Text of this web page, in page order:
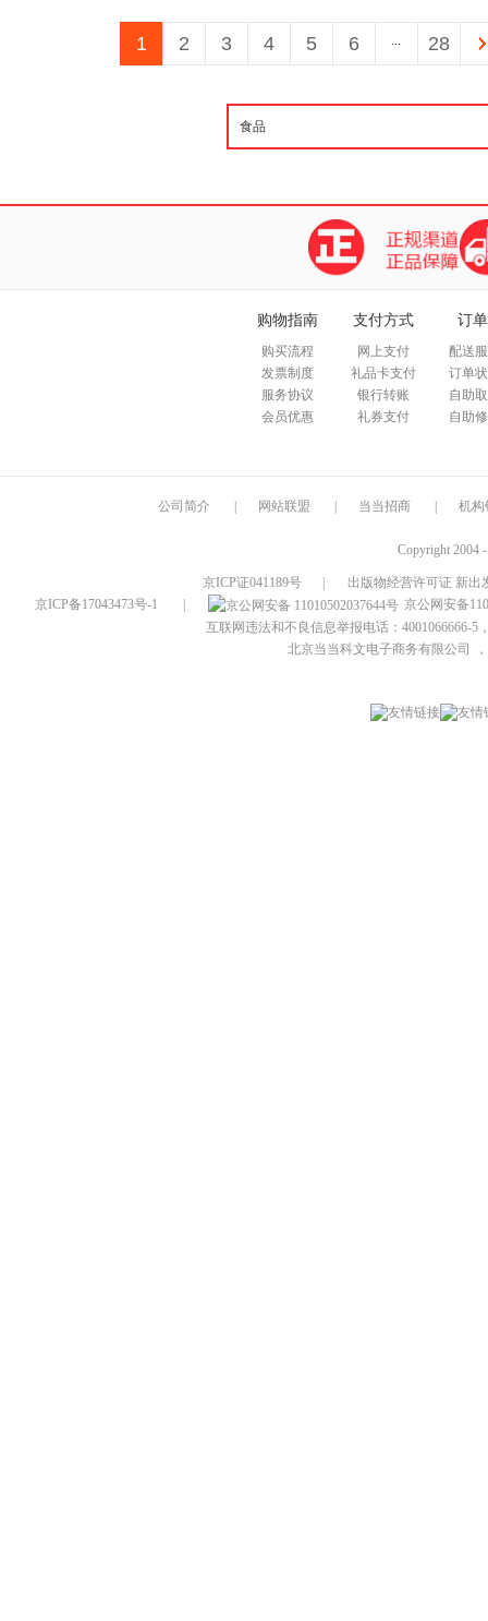
1 2 3 4 5 6 ... 28
购物指南
购买流程
发票制度
服务协议
会员优惠
支付方式
网上支付
礼品卡支付
银行转账
礼券支付
订
配送
订单
自助
自助
公司简介 网站联盟 当当招商 机构
Copyright 2004
京ICP证041189号
出版物经营许可证 新出
京ICP备17043473号-1
京公网安备
互联网违法和不良信息举报电话：4001066666-5
北京当当科文电子商务有限公司